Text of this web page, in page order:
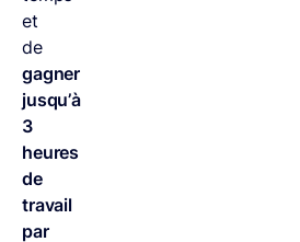
et
de
gagner
jusqu’à
3
heures
de
travail
par